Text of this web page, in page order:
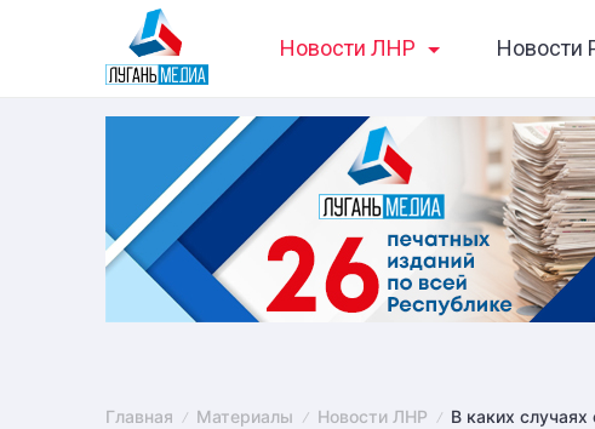
Новости ЛНР Новости
Главная Материалы Новости ЛНР В каких